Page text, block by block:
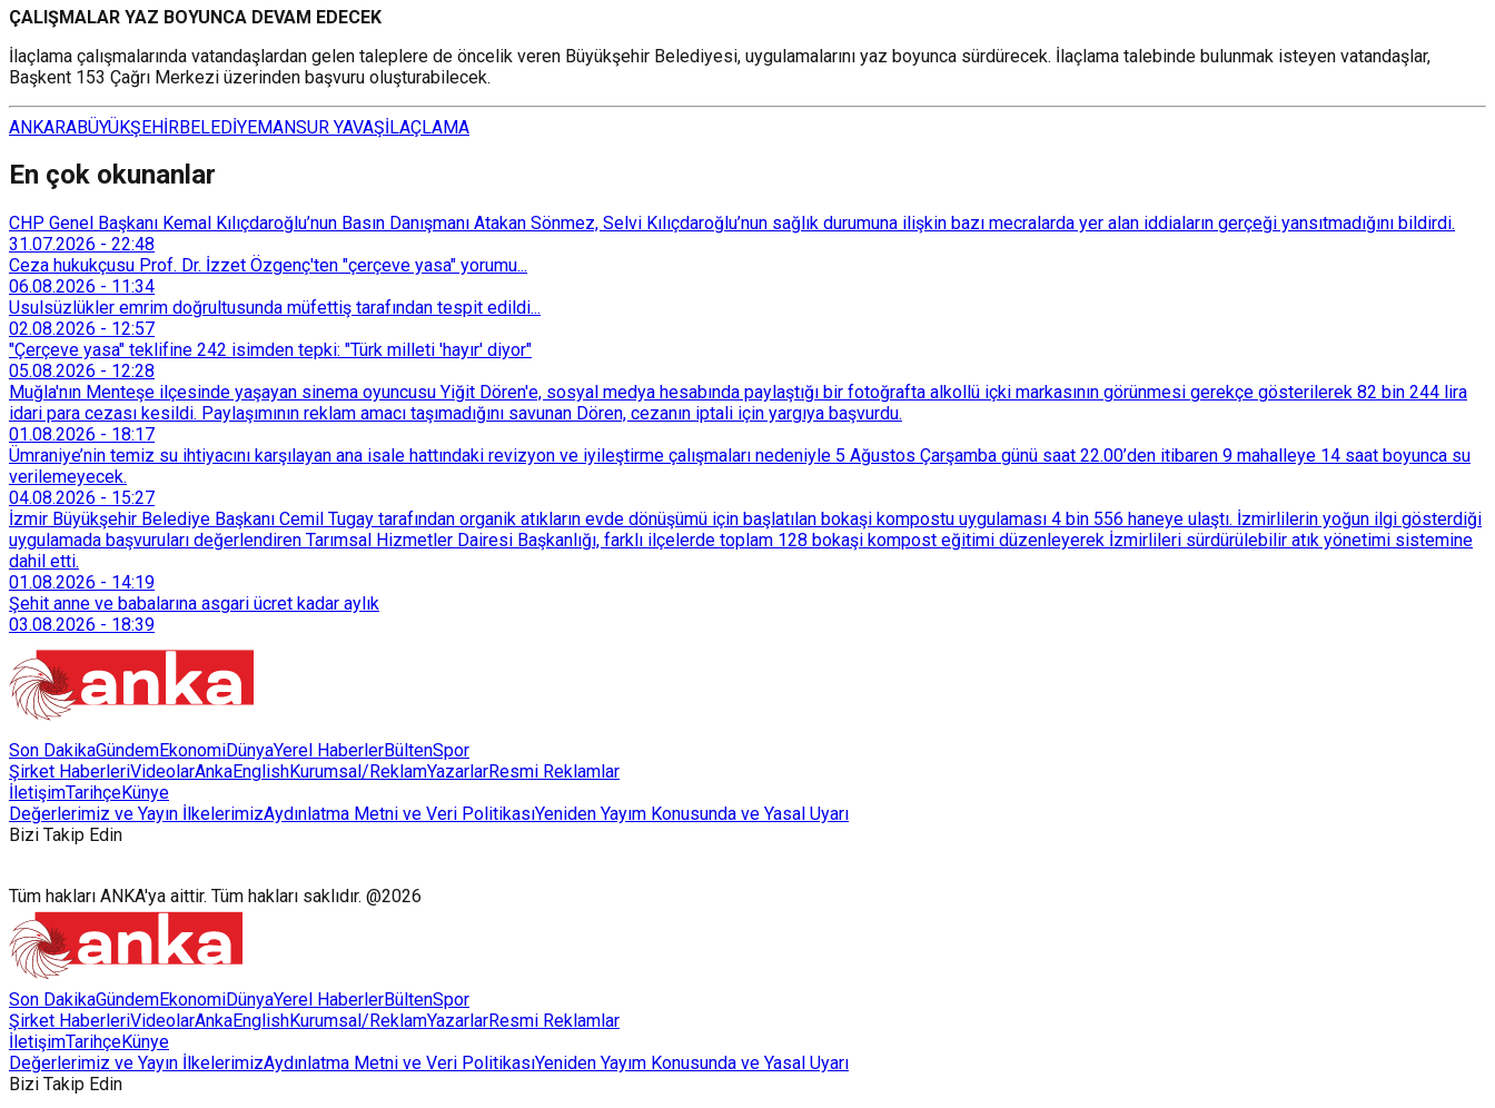
ÇALIŞMALAR YAZ BOYUNCA DEVAM EDECEK
İlaçlama çalışmalarında vatandaşlardan gelen taleplere de öncelik veren Büyükşehir Belediyesi, uygulamalarını yaz boyunca sürdürecek. İlaçlama talebinde bulunmak isteyen vatandaşlar,
Başkent 153 Çağrı Merkezi üzerinden başvuru oluşturabilecek.
ANKARABÜYÜKŞEHİRBELEDİYEMANSUR YAVAŞİLAÇLAMA
En çok okunanlar
CHP Genel Başkanı Kemal Kılıçdaroğlu’nun Basın Danışmanı Atakan Sönmez, Selvi Kılıçdaroğlu’nun sağlık durumuna ilişkin bazı mecralarda yer alan iddiaların gerçeği yansıtmadığını bildirdi.
31.07.2026 - 22:48
Ceza hukukçusu Prof. Dr. İzzet Özgenç'ten "çerçeve yasa" yorumu...
06.08.2026 - 11:34
Usulsüzlükler emrim doğrultusunda müfettiş tarafından tespit edildi...
02.08.2026 - 12:57
"Çerçeve yasa" teklifine 242 isimden tepki: "Türk milleti 'hayır' diyor"
05.08.2026 - 12:28
Muğla'nın Menteşe ilçesinde yaşayan sinema oyuncusu Yiğit Dören'e, sosyal medya hesabında paylaştığı bir fotoğrafta alkollü içki markasının görünmesi gerekçe gösterilerek 82 bin 244 lira
idari para cezası kesildi. Paylaşımının reklam amacı taşımadığını savunan Dören, cezanın iptali için yargıya başvurdu.
01.08.2026 - 18:17
Ümraniye’nin temiz su ihtiyacını karşılayan ana isale hattındaki revizyon ve iyileştirme çalışmaları nedeniyle 5 Ağustos Çarşamba günü saat 22.00’den itibaren 9 mahalleye 14 saat boyunca su
verilemeyecek.
04.08.2026 - 15:27
İzmir Büyükşehir Belediye Başkanı Cemil Tugay tarafından organik atıkların evde dönüşümü için başlatılan bokaşi kompostu uygulaması 4 bin 556 haneye ulaştı. İzmirlilerin yoğun ilgi gösterdiği
uygulamada başvuruları değerlendiren Tarımsal Hizmetler Dairesi Başkanlığı, farklı ilçelerde toplam 128 bokaşi kompost eğitimi düzenleyerek İzmirlileri sürdürülebilir atık yönetimi sistemine
dahil etti.
01.08.2026 - 14:19
Şehit anne ve babalarına asgari ücret kadar aylık
03.08.2026 - 18:39
Son DakikaGündemEkonomiDünyaYerel HaberlerBültenSpor
Şirket HaberleriVideolarAnkaEnglishKurumsal/ReklamYazarlarResmi Reklamlar
İletişimTarihçeKünye
Değerlerimiz ve Yayın İlkelerimizAydınlatma Metni ve Veri PolitikasıYeniden Yayım Konusunda ve Yasal Uyarı
Bizi Takip Edin
Tüm hakları ANKA'ya aittir. Tüm hakları saklıdır. @2026
Son DakikaGündemEkonomiDünyaYerel HaberlerBültenSpor
Şirket HaberleriVideolarAnkaEnglishKurumsal/ReklamYazarlarResmi Reklamlar
İletişimTarihçeKünye
Değerlerimiz ve Yayın İlkelerimizAydınlatma Metni ve Veri PolitikasıYeniden Yayım Konusunda ve Yasal Uyarı
Bizi Takip Edin